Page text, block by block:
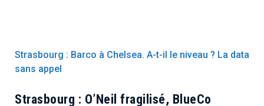
Strasbourg : Barco à Chelsea. A-t-il le niveau ? La data
sans appel
Strasbourg : O’Neil fragilisé, BlueCo